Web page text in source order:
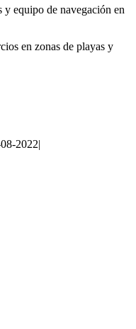
y equipo de navegación en
en zonas de playas y
2022|